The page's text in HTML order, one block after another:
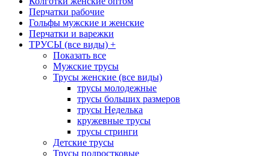
Перчатки рабочие
Гольфы мужские и женские
Перчатки и варежки
ТРУСЫ (все виды) +
Показать все
Мужские трусы
Трусы женские (все виды)
трусы молодежные
трусы больших размеров
трусы Неделька
кружевные трусы
трусы стринги
Детские трусы
Трусы подростковые